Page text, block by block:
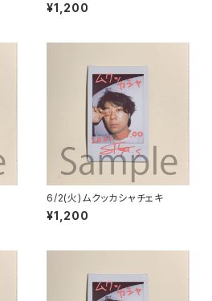
¥1,200
6/2(火)ムクッカシャチェキ
¥1,200